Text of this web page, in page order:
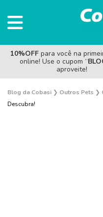
10%OFF para você na
online! Use o cupom “
aproveite!
Blog da Cobasi ❯ Outros Pets ❯
Descubra!